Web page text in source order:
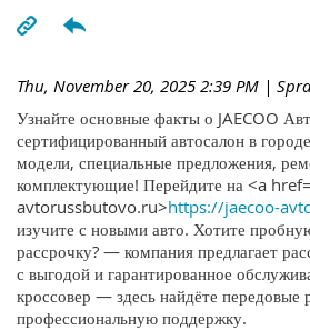
Thu, November 20, 2025 2:39 PM |
Узнайте основные факты о JAECOO
сертифицированный автосалон в
модели, специальные предложения,
комплектующие! Перейдите на <a
avtorussbutovo.ru>https://jaecoo-
изучите с новыми авто. Хотите
рассрочку? — компания предлагает
с выгодой и гарантированное
кроссовер — здесь найдёте передовые
профессиональную поддержку.